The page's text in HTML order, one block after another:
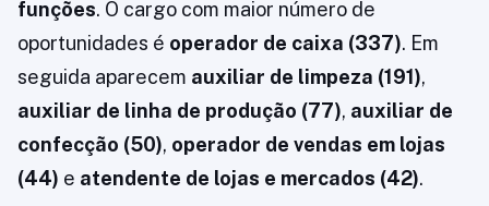
funções. O cargo com maior número de
oportunidades é operador de caixa (337). Em
seguida aparecem auxiliar de limpeza (191),
auxiliar de linha de produção (77), auxiliar de
confecção (50), operador de vendas em lojas
(44) e atendente de lojas e mercados (42).